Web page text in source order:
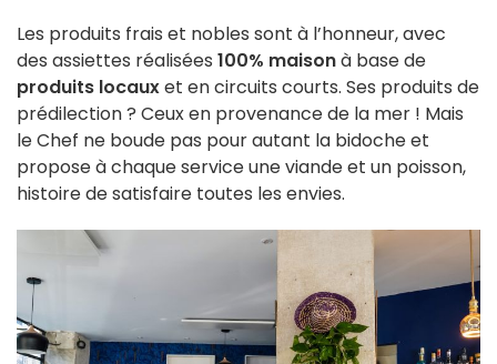
Les produits frais et nobles sont à l’honneur, avec
des assiettes réalisées 100% maisonà base de
produits locauxet en circuits courts. Ses produits de
prédilection ? Ceux en provenance de la mer ! Mais
le Chef ne boude pas pour autant la bidoche et
propose à chaque service une viande et un poisson,
histoire de satisfaire toutes les envies.